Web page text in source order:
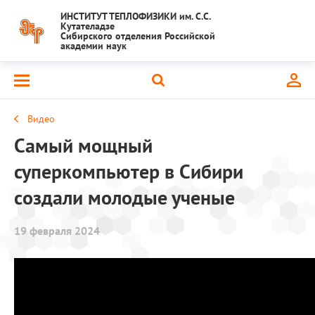
ИНСТИТУТ ТЕПЛОФИЗИКИ им. С.С.
Кутателадзе
Сибирского отделения Российской
академии наук
Видео
Самый мощный
суперкомпьютер в Сибири
создали молодые ученые
19 февраля 2024